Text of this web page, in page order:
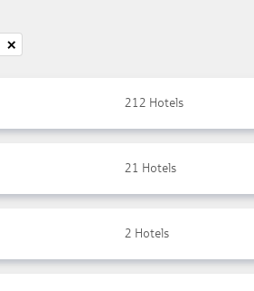
212 Hotels
21 Hotels
2 Hotels